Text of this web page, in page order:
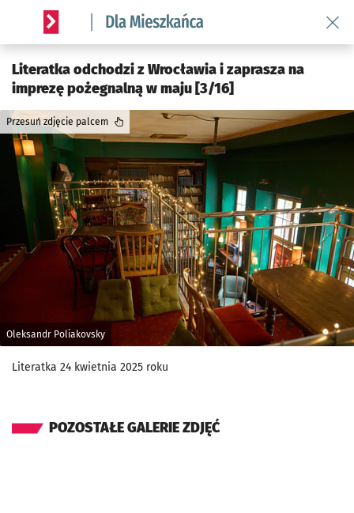
Serwis informacyjny wroclaw.pl podserwis: Dla mieszkańca
Literatka odchodzi z Wrocławia i zaprasza na
imprezę pożegnalną w maju [3/16]
Oleksandr Poliakovsky
Przesuń zdjęcie palcem
Literatka 24 kwietnia 2025 roku
POZOSTAŁE GALERIE ZDJĘĆ